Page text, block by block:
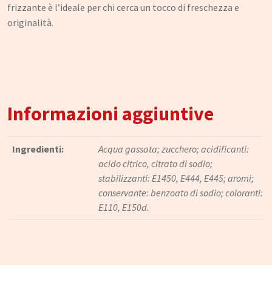
frizzante è l’ideale per chi cerca un tocco di freschezza e
originalità.
Informazioni aggiuntive
Ingredienti:
Acqua gassata; zucchero; acidificanti:
acido citrico, citrato di sodio;
stabilizzanti: E1450, E444, E445; aromi;
conservante: benzoato di sodio; coloranti:
E110, E150d.